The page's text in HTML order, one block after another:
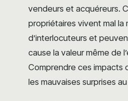
vendeurs et acquéreurs.
propriétaires vivent mal la
d’interlocuteurs et
cause la valeur même de
Comprendre ces impacts
les mauvaises surprises